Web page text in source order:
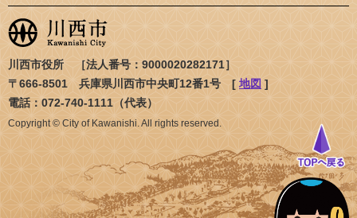
川西市役所 ［法人番号：9000020282171］
〒666-8501 兵庫県川西市中央町12番1号 [ 地図 ]
電話：072-740-1111（代表）
Copyright © City of Kawanishi. All rights reserved.